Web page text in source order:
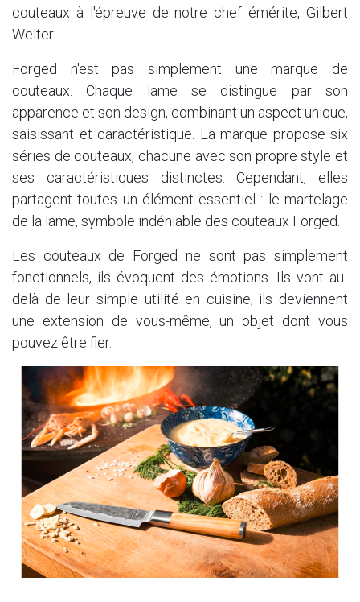
couteaux à l'épreuve de notre chef émérite, Gilbert
Welter.
Forged n'est pas simplement une marque de
couteaux. Chaque lame se distingue par son
apparence et son design, combinant un aspect unique,
saisissant et caractéristique. La marque propose six
séries de couteaux, chacune avec son propre style et
ses caractéristiques distinctes. Cependant, elles
partagent toutes un élément essentiel : le martelage
de la lame, symbole indéniable des couteaux Forged.
Les couteaux de Forged ne sont pas simplement
fonctionnels, ils évoquent des émotions. Ils vont au-
delà de leur simple utilité en cuisine; ils deviennent
une extension de vous-même, un objet dont vous
pouvez être fier.